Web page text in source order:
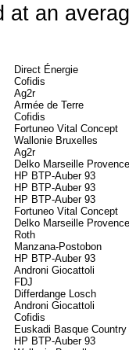
at an
Direct Énergie
Cofidis
Ag2r
Armée de Terre
Cofidis
Fortuneo Vital Concept
Wallonie Bruxelles
Ag2r
Delko Marseille Provence
HP BTP-Auber 93
HP BTP-Auber 93
HP BTP-Auber 93
Fortuneo Vital Concept
Delko Marseille Provence
Roth
Manzana-Postobon
HP BTP-Auber 93
Androni Giocattoli
FDJ
Differdange Losch
Androni Giocattoli
Cofidis
Euskadi Basque Country
HP BTP-Auber 93